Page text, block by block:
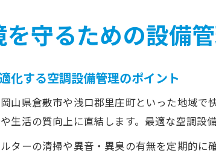
守るための設備
化する空調設備管理のポイント
山県倉敷市や浅口郡里庄町といった地域
生活の質向上に直結します。最適な空調設
ターの清掃や異音・異臭の有無を定期的に